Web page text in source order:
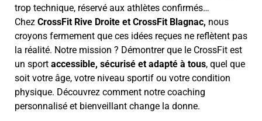
trop technique, réservé aux athlètes confirmés…
Chez CrossFit Rive Droite et CrossFit Blagnac, nous
croyons fermement que ces idées reçues ne reflètent pas
la réalité. Notre mission ? Démontrer que le CrossFit est
un sport accessible, sécurisé et adapté à tous, quel que
soit votre âge, votre niveau sportif ou votre condition
physique. Découvrez comment notre coaching
personnalisé et bienveillant change la donne.